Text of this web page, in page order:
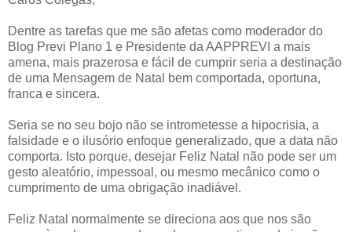
Dentre as tarefas que me são afetas como moderador do
Blog Previ Plano 1 e Presidente da AAPPREVI a mais
amena, mais prazerosa e fácil de cumprir seria a destinação
de uma Mensagem de Natal bem comportada, oportuna,
franca e sincera.
Seria se no seu bojo não se intrometesse a hipocrisia, a
falsidade e o ilusório enfoque generalizado, que a data não
comporta. Isto porque, desejar Feliz Natal não pode ser um
gesto aleatório, impessoal, ou mesmo mecânico como o
cumprimento de uma obrigação inadiável.
Feliz Natal normalmente se direciona aos que nos são